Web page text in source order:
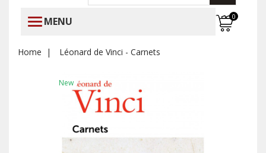
MENU 0
Home Léonard de Vinci - Carnets
New